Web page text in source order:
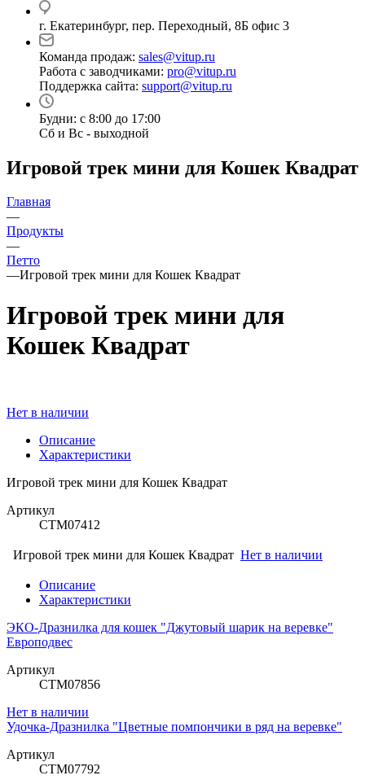
г. Екатеринбург, пер. Переходный, 8Б офис 3
Команда продаж: sales@vitup.ru
Работа с заводчиками: pro@vitup.ru
Поддержка сайта: support@vitup.ru
Будни: с 8:00 до 17:00
Сб и Вс - выходной
Игровой трек мини для Кошек Квадрат
Главная
—
Продукты
—
Петто
—Игровой трек мини для Кошек Квадрат
Игровой трек мини для
Кошек Квадрат
Нет в наличии
Описание
Характеристики
Игровой трек мини для Кошек Квадрат
Артикул
СТМ07412
Игровой трек мини для Кошек Квадрат Нет в наличии
Описание
Характеристики
ЭКО-Дразнилка для кошек "Джутовый шарик на веревке"
Европодвес
Артикул
СТМ07856
Нет в наличии
Удочка-Дразнилка "Цветные помпончики в ряд на веревке"
Артикул
СТМ07792